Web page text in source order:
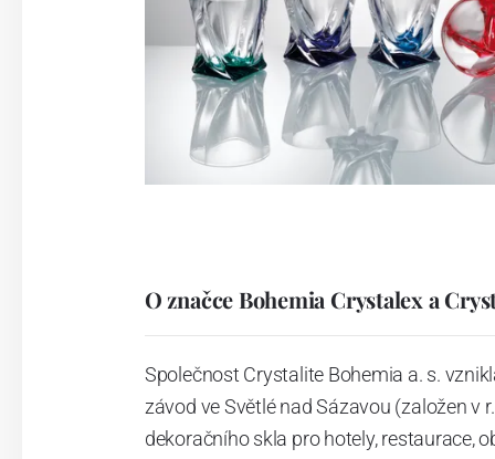
O značce Bohemia Crystalex a
Společnost Crystalite Bohemia a. s.
závod ve Světlé nad Sázavou (založen
dekoračního skla pro hotely, restaurace,